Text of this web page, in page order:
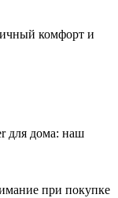
комфорт и
для дома: наш
при покупке